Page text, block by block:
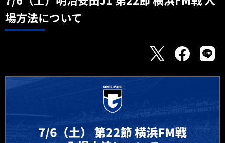
場方法について